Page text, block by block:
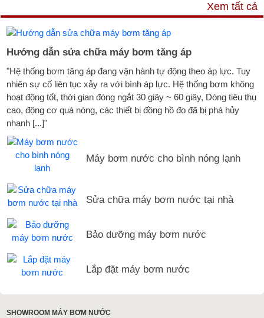
Xem tất cả
Hướng dẫn sửa chữa máy bơm tăng áp
"Hệ thống bơm tăng áp đang vận hành tự động theo áp lực. Tuy
nhiên sự cố liên tục xảy ra với bình áp lực. Hệ thống bơm không
hoạt động tốt, thời gian đóng ngắt 30 giây ~ 60 giây, Dòng tiêu thụ
cao, động cơ quá nóng, các thiết bị đồng hồ đo đã bị phá hủy
nhanh [...]"
Máy bơm nước cho bình nóng lạnh
Sửa chữa máy bơm nước tại nhà
Bảo dưỡng máy bơm nước
Lắp đặt máy bơm nước
SHOWROOM MÁY BƠM NƯỚC